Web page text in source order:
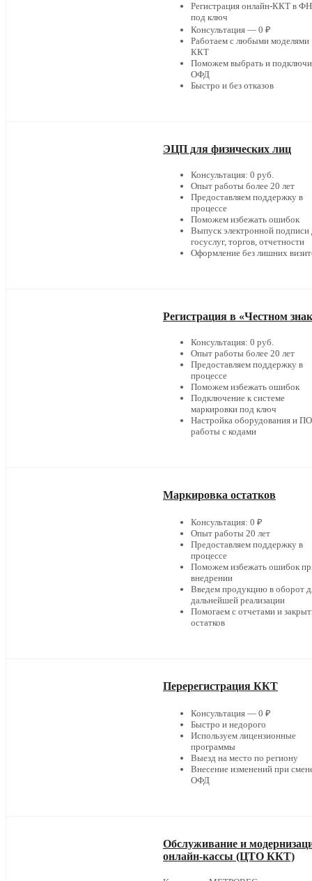
Регистрация онлайн-ККТ в
под ключ
Консультация — 0 ₽
Работаем с любыми моделями
ККТ
Поможем выбрать и
ОФД
Быстро и без отказов
ЭЦП для физических лиц
Консультация: 0 руб.
Опыт работы более 20 лет
Предоставляем поддержку в
процессе
Поможем избежать ошибок
Выпуск электронной подписи
госуслуг, торгов, отчетности
Оформление без лишних
Регистрация в «Честном
Консультация: 0 руб.
Опыт работы более 20 лет
Предоставляем поддержку в
процессе
Поможем избежать ошибок
Подключение к системе
маркировки под ключ
Настройка оборудования и
работы с кодами
Маркировка остатков
Консультация: 0 ₽
Опыт работы 20 лет
Предоставляем поддержку в
процессе
Поможем избежать ошибок
внедрении
Введем продукцию в оборот
дальнейшей реализации
Помогаем с отчетами и
остатков
Перерегистрация ККТ
Консультация — 0 ₽
Быстро и недорого
Используем лицензионные
программы
Выезд на место по региону
Внесение изменений при
ОФД
Обслуживание и
онлайн-кассы (ЦТО ККТ)